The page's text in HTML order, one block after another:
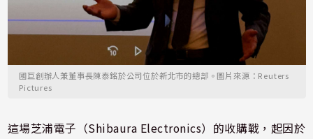
國巨創辦人兼董事長陳泰銘於公司位於新北市的總部。圖片來源：Reuters
Pictures
這場芝浦電子（Shibaura Electronics）的收購戰，起因於